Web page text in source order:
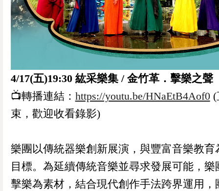
4/17(五)19:30 紘采樂集 / 金竹革．擊樂之聲
📺轉播連結： https://youtu.be/HNaEtB4Aof0(
束，歡迎收看錄影)
樂團以傳統器樂創新展演，與豐富音樂教育
目標。為延續傳統音樂並尋求發展可能，樂
擊樂為素材，結合現代創作手法跨界運用，